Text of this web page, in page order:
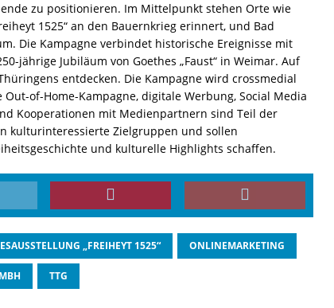
zu positionieren. Im Mittelpunkt stehen Orte wie
1525“ an den Bauernkrieg erinnert, und Bad
Die Kampagne verbindet historische Ereignisse mit
jährige Jubiläum von Goethes „Faust“ in Weimar. Auf
entdecken. Die Kampagne wird crossmedial
of-Home-Kampagne, digitale Werbung, Social Media
Kooperationen mit Medienpartnern sind Teil der
kulturinteressierte Zielgruppen und sollen
und kulturelle Highlights schaffen.
„FREIHEYT 1525“ ONLINEMARKETING
TTG